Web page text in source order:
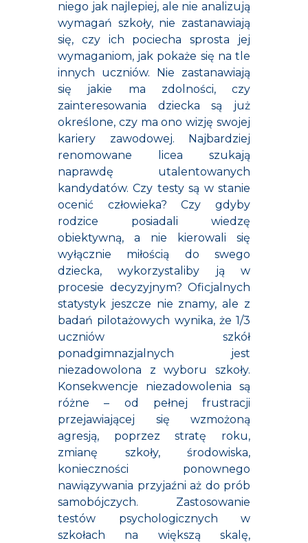
niego jak najlepiej, ale nie analizują
wymagań szkoły, nie zastanawiają
się, czy ich pociecha sprosta jej
wymaganiom, jak pokaże się na tle
innych uczniów. Nie zastanawiają
się jakie ma zdolności, czy
zainteresowania dziecka są już
określone, czy ma ono wizję swojej
kariery zawodowej. Najbardziej
renomowane licea szukają
naprawdę utalentowanych
kandydatów. Czy testy są w stanie
ocenić człowieka? Czy gdyby
rodzice posiadali wiedzę
obiektywną, a nie kierowali się
wyłącznie miłością do swego
dziecka, wykorzystaliby ją w
procesie decyzyjnym? Oficjalnych
statystyk jeszcze nie znamy, ale z
badań pilotażowych wynika, że 1/3
uczniów szkół
ponadgimnazjalnych jest
niezadowolona z wyboru szkoły.
Konsekwencje niezadowolenia są
różne – od pełnej frustracji
przejawiającej się wzmożoną
agresją, poprzez stratę roku,
zmianę szkoły, środowiska,
konieczności ponownego
nawiązywania przyjaźni aż do prób
samobójczych. Zastosowanie
testów psychologicznych w
szkołach na większą skalę,